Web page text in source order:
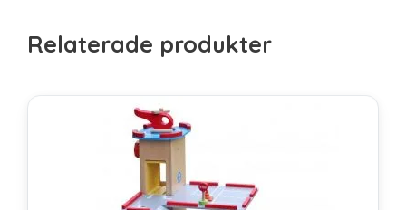
Relaterade produkter